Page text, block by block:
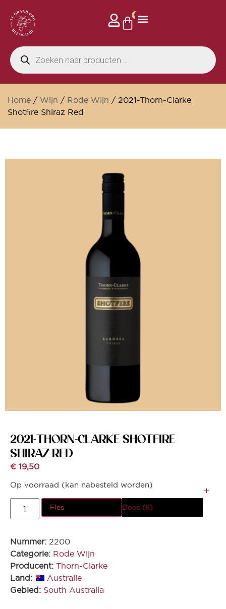
0
Home / Wijn / Rode Wijn / 2021-Thorn-Clarke
Shotfire Shiraz Red
2021-THORN-CLARKE SHOTFIRE
SHIRAZ RED
€ 19,50
Op voorraad (kan nabesteld worden)
Fles Doos (6)
Nummer: 2200
Categorie: Rode Wijn
Producent: Thorn-Clarke
Land:
Australie
Gebied: South Australia